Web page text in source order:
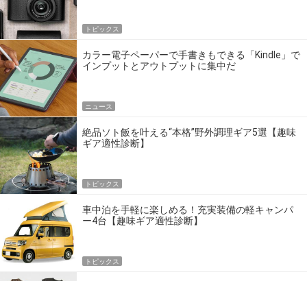
トピックス
カラー電子ペーパーで手書きもできる「Kindle」で
インプットとアウトプットに集中だ
ニュース
絶品ソト飯を叶える“本格”野外調理ギア5選【趣味
ギア適性診断】
トピックス
車中泊を手軽に楽しめる！充実装備の軽キャンパ
ー4台【趣味ギア適性診断】
トピックス